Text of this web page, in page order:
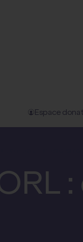
Espace
ORL : quels sont les